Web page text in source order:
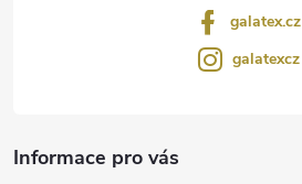
galatex.cz
galatexcz
Informace pro vás